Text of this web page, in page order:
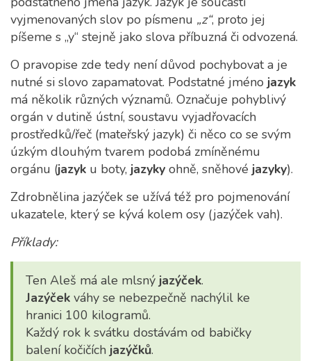
vyjmenovaných slov po písmenu „z“, proto jej
píšeme s „y“ stejně jako slova příbuzná či odvozená.
O pravopise zde tedy není důvod pochybovat a je
nutné si slovo zapamatovat. Podstatné jméno jazyk
má několik různých významů. Označuje pohyblivý
orgán v dutině ústní, soustavu vyjadřovacích
prostředků/řeč (mateřský jazyk) či něco co se svým
úzkým dlouhým tvarem podobá zmíněnému
orgánu (jazyk u boty, jazyky ohně, sněhové jazyky).
Zdrobnělina jazýček se užívá též pro pojmenování
ukazatele, který se kývá kolem osy (jazýček vah).
Příklady:
Ten Aleš má ale mlsný jazýček.
Jazýček váhy se nebezpečně nachýlil ke
hranici 100 kilogramů.
Každý rok k svátku dostávám od babičky
balení kočičích jazýčků.